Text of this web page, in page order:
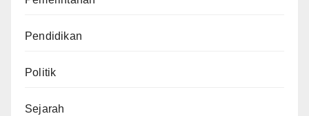
Pendidikan
Politik
Sejarah